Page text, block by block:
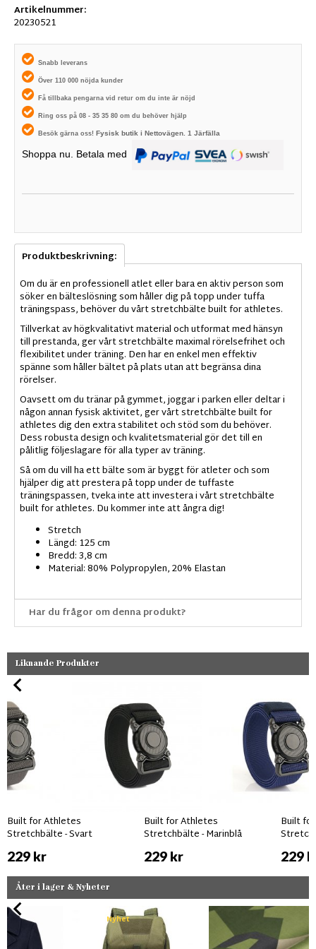
Artikelnummer:
20230521
Snabb leverans
Över 110 000 nöjda kunder
Få tillbaka pengarna vid retur om du inte är nöjd
Ring oss på 08 - 35 35 80 om du behöver hjälp
Besök gärna oss! Fysisk butik i Nettovägen. 1 Järfälla
Shoppa nu. Betala med
Produktbeskrivning:
Om du är en professionell atlet eller bara en aktiv person som
söker en bälteslösning som håller dig på topp under tuffa
träningspass, behöver du vårt stretchbälte built for athletes.
Tillverkat av högkvalitativt material och utformat med hänsyn
till prestanda, ger vårt stretchbälte maximal rörelsefrihet och
flexibilitet under träning. Den har en enkel men effektiv
spänne som håller bältet på plats utan att begränsa dina
rörelser.
Oavsett om du tränar på gymmet, joggar i parken eller deltar i
någon annan fysisk aktivitet, ger vårt stretchbälte built for
athletes dig den extra stabilitet och stöd som du behöver.
Dess robusta design och kvalitetsmaterial gör det till en
pålitlig följeslagare för alla typer av träning.
Så om du vill ha ett bälte som är byggt för atleter och som
hjälper dig att prestera på topp under de tuffaste
träningspassen, tveka inte att investera i vårt stretchbälte
built for athletes. Du kommer inte att ångra dig!
Stretch
Längd: 125 cm
Bredd: 3,8 cm
Material: 80% Polypropylen, 20% Elastan
Har du frågor om denna produkt?
Liknande Produkter
Built for Athletes
Stretchbälte - Svart
229 kr
Built for Athletes
Stretchbälte - Marinblå
229 kr
Built
229
Åter i lager & Nyheter
Nyhet